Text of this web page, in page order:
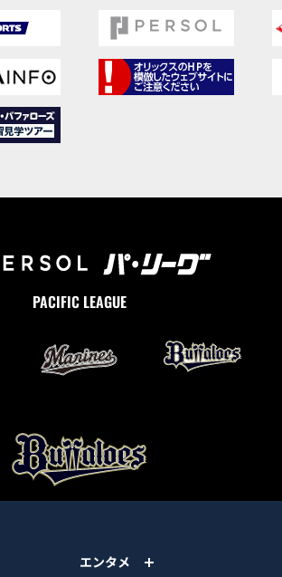
PACIFIC LEAGUE
エンタメ